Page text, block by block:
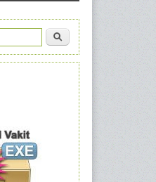
Ara